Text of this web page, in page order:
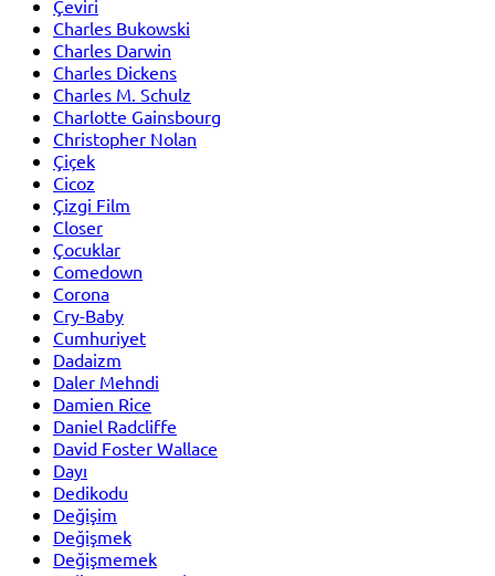
Çeviri
Charles Bukowski
Charles Darwin
Charles Dickens
Charles M. Schulz
Charlotte Gainsbourg
Christopher Nolan
Çiçek
Cicoz
Çizgi Film
Closer
Çocuklar
Comedown
Corona
Cry-Baby
Cumhuriyet
Dadaizm
Daler Mehndi
Damien Rice
Daniel Radcliffe
David Foster Wallace
Dayı
Dedikodu
Değişim
Değişmek
Değişmemek